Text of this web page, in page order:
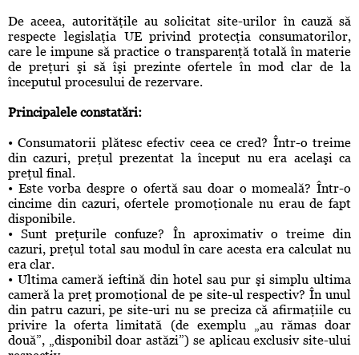
De aceea, autorităţile au solicitat site-urilor în cauză să
respecte legislaţia UE privind protecţia consumatorilor,
care le impune să practice o transparenţă totală în materie
de preţuri şi să îşi prezinte ofertele în mod clar de la
începutul procesului de rezervare.
Principalele constatări:
• Consumatorii plătesc efectiv ceea ce cred? Într-o treime
din cazuri, preţul prezentat la început nu era acelaşi ca
preţul final.
• Este vorba despre o ofertă sau doar o momeală? Într-o
cincime din cazuri, ofertele promoţionale nu erau de fapt
disponibile.
• Sunt preţurile confuze? În aproximativ o treime din
cazuri, preţul total sau modul în care acesta era calculat nu
era clar.
• Ultima cameră ieftină din hotel sau pur şi simplu ultima
cameră la preţ promoţional de pe site-ul respectiv? În unul
din patru cazuri, pe site-uri nu se preciza că afirmaţiile cu
privire la oferta limitată (de exemplu „au rămas doar
două”, „disponibil doar astăzi”) se aplicau exclusiv site-ului